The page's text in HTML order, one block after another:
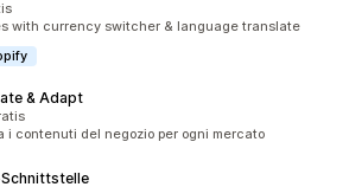
with currency switcher & language translate
& Adapt
i contenuti del negozio per ogni mercato